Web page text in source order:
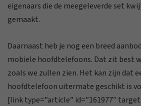
eigenaars die de meegeleverde set
gemaakt.
Daarnaast heb je nog een breed
mobiele hoofdtelefoons. Dat zit best
zoals we zullen zien. Het kan zijn dat
hoofdtelefoon uitermate geschikt is
[link type=”article” id=”161977″